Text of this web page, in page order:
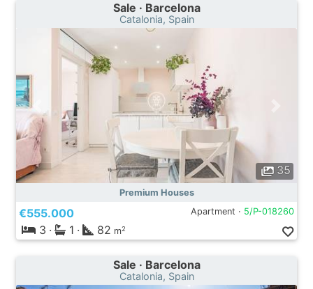
Sale · Barcelona
Catalonia, Spain
35
Premium Houses
€555.000 Apartment · 5/P-018260
3 · 1 · 82 m2
Sale · Barcelona
Catalonia, Spain